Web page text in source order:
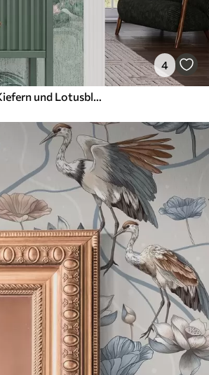
4
Kraniche zwischen Kiefern und Lotusblumen vor einem ruhigen grünen Hintergrund